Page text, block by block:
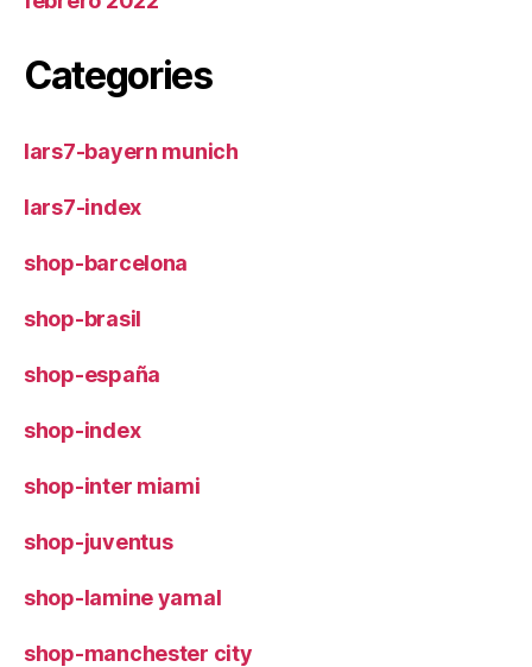
Categories
lars7-bayern munich
lars7-index
shop-barcelona
shop-brasil
shop-españa
shop-index
shop-inter miami
shop-juventus
shop-lamine yamal
shop-manchester city